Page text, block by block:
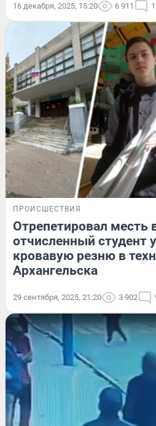
16 декабря, 2025, 15:20 6 911
ПРОИСШЕСТВИЯ
Отрепетировал месть
отчисленный студент
кровавую резню в
Архангельска
29 сентября, 2025, 21:20 3 902